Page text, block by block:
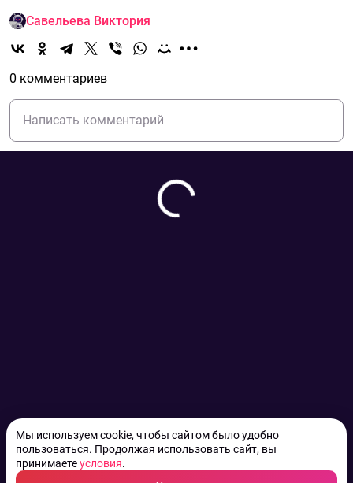
Мы используем cookie, чтобы сайтом было удобно
пользоваться. Продолжая использовать сайт, вы
принимаетеусловия.
Савельева Виктория
0 комментариев